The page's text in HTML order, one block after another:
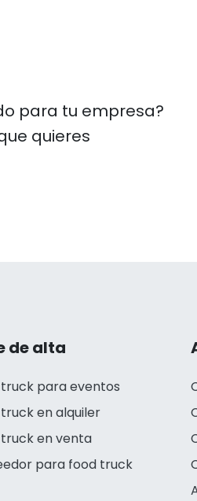
para tu empresa?
quieres
de alta
truck para eventos
en alquiler
en venta
para food truck